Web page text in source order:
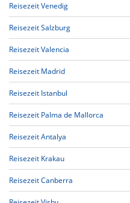
Reisezeit Venedig
Reisezeit Salzburg
Reisezeit Valencia
Reisezeit Madrid
Reisezeit Istanbul
Reisezeit Palma de Mallorca
Reisezeit Antalya
Reisezeit Krakau
Reisezeit Canberra